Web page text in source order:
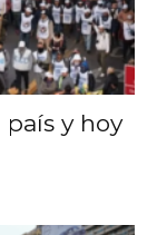
y hoy